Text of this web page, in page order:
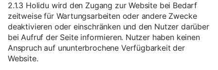
2.1.3 Holidu wird den Zugang zur Website bei Bedarf
zeitweise für Wartungsarbeiten oder andere Zwecke
deaktivieren oder einschränken und den Nutzer darüber
bei Aufruf der Seite informieren. Nutzer haben keinen
Anspruch auf ununterbrochene Verfügbarkeit der
Website.